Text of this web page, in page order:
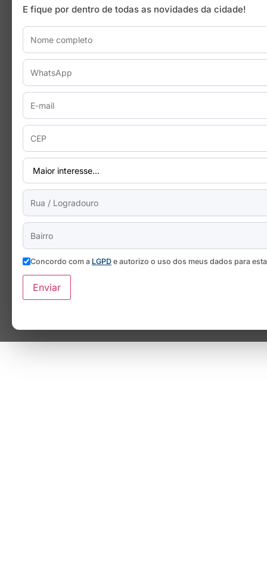
E fique por dentro de todas as novidades da cidade!
Concordo com a LGPD e autorizo o uso dos meus dados para
Enviar